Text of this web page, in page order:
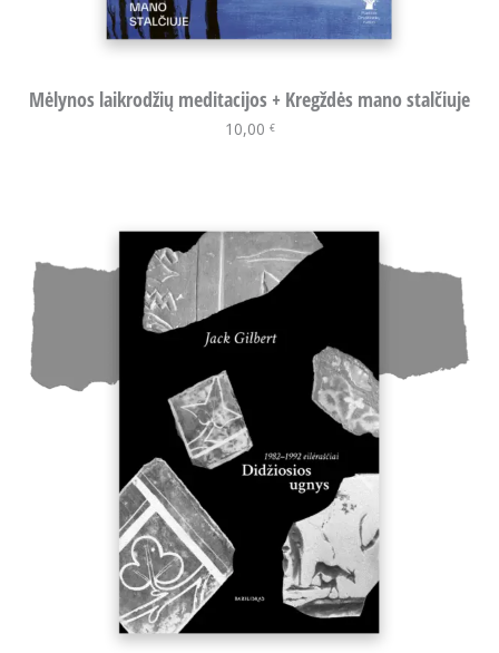
Mėlynos laikrodžių meditacijos + Kregždės mano stalčiuje
10,00 €